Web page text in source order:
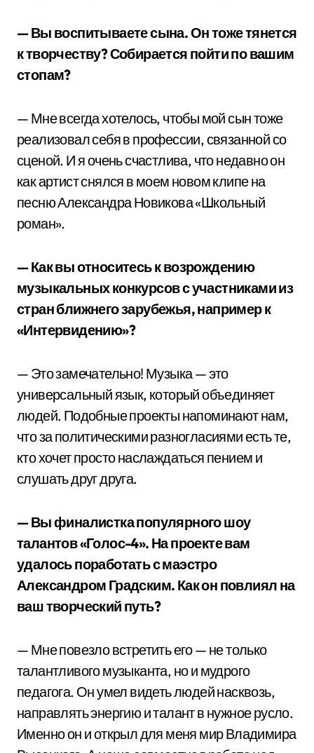
— Вы воспитываете сына. Он тоже тянется
к творчеству? Собирается пойти по вашим
стопам?
— Мне всегда хотелось, чтобы мой сын тоже
реализовал себя в профессии, связанной со
сценой. И я очень счастлива, что недавно он
как артист снялся в моем новом клипе на
песню Александра Новикова «Школьный
роман».
— Как вы относитесь к возрождению
музыкальных конкурсов с участниками из
стран ближнего зарубежья, например к
«Интервидению»?
— Это замечательно! Музыка — это
универсальный язык, который объединяет
людей. Подобные проекты напоминают нам,
что за политическими разногласиями есть те,
кто хочет просто наслаждаться пением и
слушать друг друга.
— Вы финалистка популярного шоу
талантов «Голос-4». На проекте вам
удалось поработать с маэстро
Александром Градским. Как он повлиял на
ваш творческий путь?
— Мне повезло встретить его — не только
талантливого музыканта, но и мудрого
педагога. Он умел видеть людей насквозь,
направлять энергию и талант в нужное русло.
Именно он и открыл для меня мир Владимира